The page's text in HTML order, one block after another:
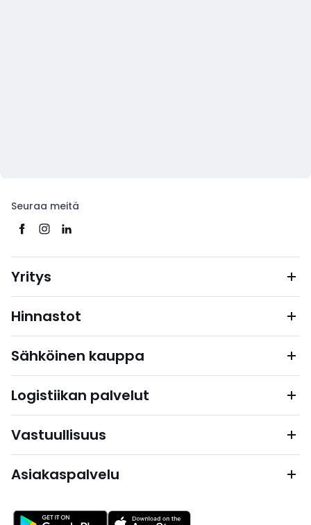
Seuraa meitä
Yritys
Hinnastot
Sähköinen kauppa
Logistiikan palvelut
Vastuullisuus
Asiakaspalvelu